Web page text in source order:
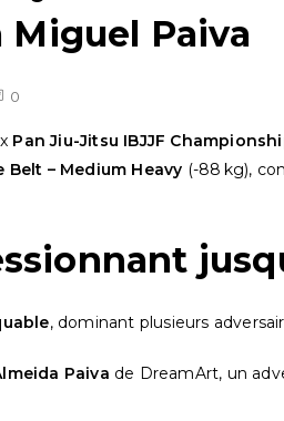
Paiva
0
Pan Jiu-Jitsu IBJJF
Belt – Medium Heavy (-88 kg),
, dominant plusieurs
Paiva de DreamArt, un